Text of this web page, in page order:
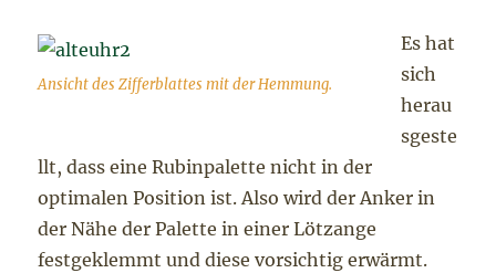
Ansicht des Zifferblattes mit der Hemmung.
Es hat
sich
herau
sgeste
llt, dass eine Rubinpalette nicht in der
optimalen Position ist. Also wird der Anker in
der Nähe der Palette in einer Lötzange
festgeklemmt und diese vorsichtig erwärmt.